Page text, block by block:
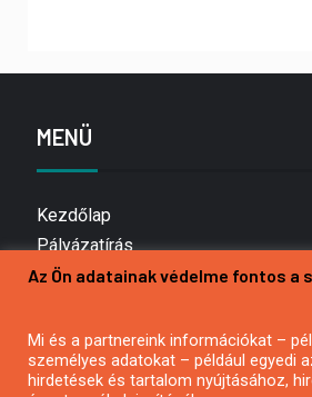
MENÜ
Kezdőlap
Pályázatírás
Bemutatkozás
Hírlevél feliratkozás
Impresszum
Az Ön adatainak védelme fontos a
Mi és a partnereink információkat –
személyes adatokat – például egyedi
hirdetések és tartalom nyújtásához,